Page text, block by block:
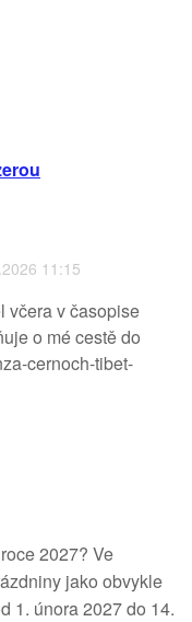
11:15
včera v časopise
o mé cestě do
cernoch-tibet-
2027? Ve
jako obvykle
1. února 2027 do 14.